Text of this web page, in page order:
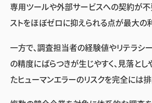
専用ツールや外部サービスへの契約が不
ストをほぼゼロに抑えられる点が最大の
一方で、調査担当者の経験値やリテラシ
の精度にばらつきが生じやすく、見落と
たヒューマンエラーのリスクを完全には排